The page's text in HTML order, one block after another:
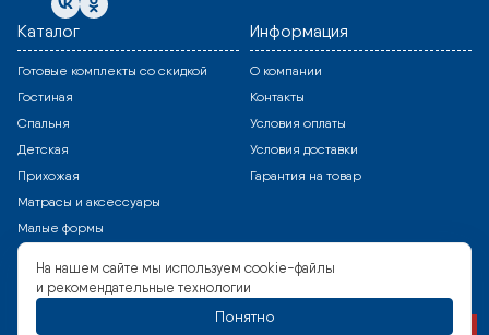
Каталог
Готовые комплекты со скидкой
Гостиная
Спальня
Детская
Прихожая
Матрасы и аксессуары
Малые формы
Все модули
Информация
О компании
Контакты
Условия оплаты
Условия доставки
Гарантия на товар
Copyright © 2023 Все права защищены
Соглашение на обработку персональных данных
Способы оплаты
На нашем сайте мы используем cookie-файлы
и рекомендательные технологии
Понятно